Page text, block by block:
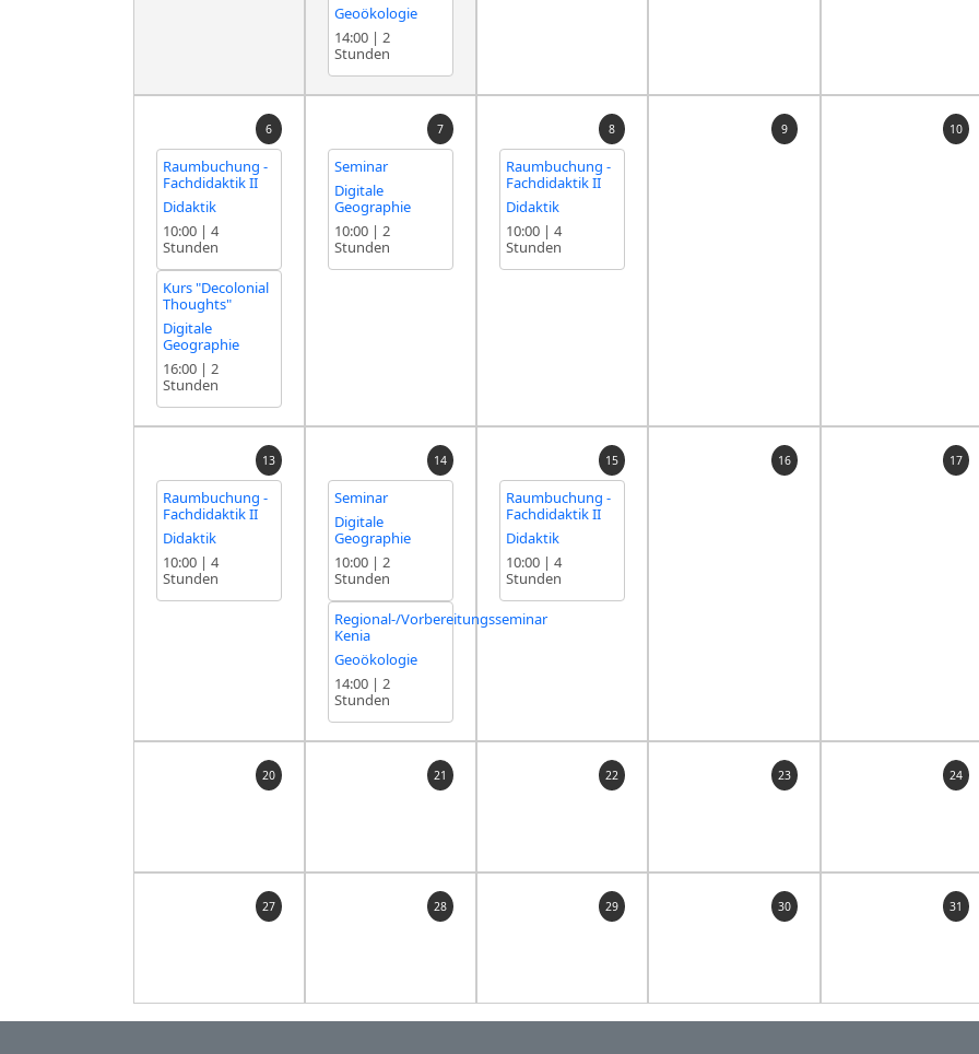
Geoökologie
14:00 |2
Stunden
6
Raumbuchung -
Fachdidaktik II
Didaktik
10:00 | 4
Stunden
Kurs "Decolonial
Thoughts"
Digitale
Geographie
16:00 | 2
Stunden
7
Seminar
Digitale
Geographie
10:00 |2
Stunden
8
Raumbuchung -
Fachdidaktik II
Didaktik
10:00 |4
Stunden
9 10
13
Raumbuchung -
Fachdidaktik II
Didaktik
10:00 | 4
Stunden
14
Seminar
Digitale
Geographie
10:00 |2
Stunden
Regional-/Vorbereitungsseminar
Kenia
Geoökologie
14:00 |2
Stunden
15
Raumbuchung -
Fachdidaktik II
Didaktik
10:00 |4
Stunden
16 17
20 21 22 23 24
27 28 29 30 31